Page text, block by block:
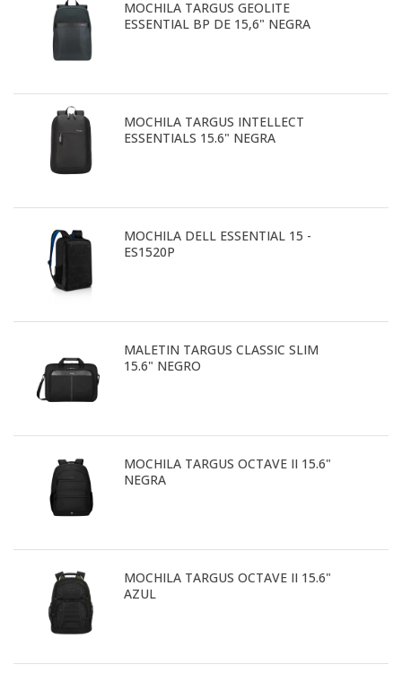
MOCHILA TARGUS GEOLITE
ESSENTIAL BP DE 15,6" NEGRA
MOCHILA TARGUS INTELLECT
ESSENTIALS 15.6" NEGRA
MOCHILA DELL ESSENTIAL 15 -
ES1520P
MALETIN TARGUS CLASSIC SLIM
15.6" NEGRO
MOCHILA TARGUS OCTAVE II 15.6"
NEGRA
MOCHILA TARGUS OCTAVE II 15.6"
AZUL